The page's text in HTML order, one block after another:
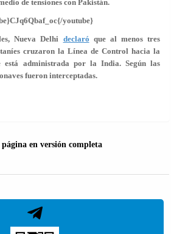
de tensiones con Pakistán.
youtube}
Nueva Delhi declaró que al menos tres
cruzaron la Línea de Control hacia la
está administrada por la India. Según las
fueron interceptadas.
en versión completa